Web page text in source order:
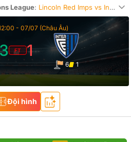
League: Lincoln Red Imps vs Inter Club d'Escaldes
- 07/07 (Châu Âu)
FT 1
6 1
Đội hình